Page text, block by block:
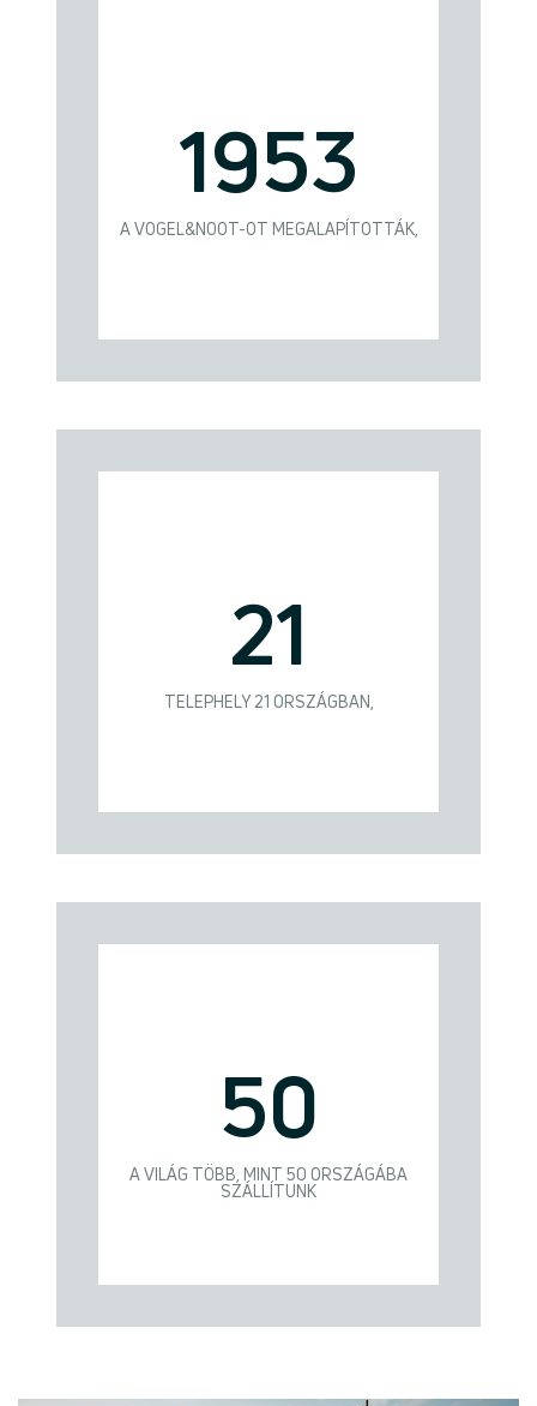
1953
A VOGEL&NOOT-OT MEGALAPÍTOTTÁK,
21
TELEPHELY 21 ORSZÁGBAN,
50
A VILÁG TÖBB, MINT 50 ORSZÁGÁBA
SZÁLLÍTUNK